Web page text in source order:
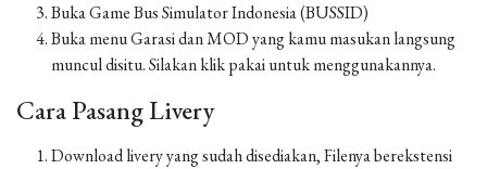
Buka Game Bus Simulator Indonesia (BUSSID)
Buka menu Garasi dan MOD yang kamu masukan langsung
muncul disitu. Silakan klik pakai untuk menggunakannya.
Cara Pasang Livery
Download livery yang sudah disediakan, Filenya berekstensi